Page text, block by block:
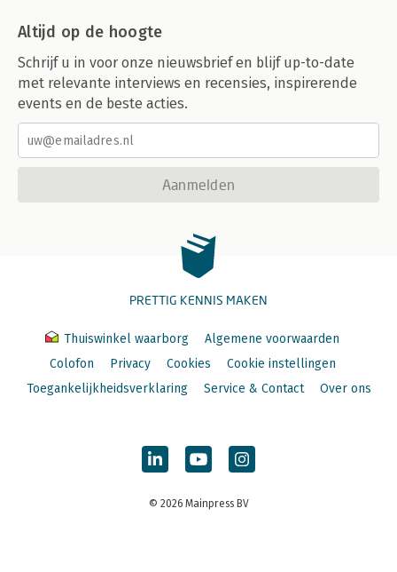
Altijd op de hoogte
Schrijf u in voor onze nieuwsbrief en blijf up-to-date
met relevante interviews en recensies, inspirerende
events en de beste acties.
Aanmelden
PRETTIG KENNIS MAKEN
Thuiswinkel waarborg
Algemene voorwaarden
Colofon
Privacy Cookies
Cookie instellingen
Toegankelijkheidsverklaring
Service & Contact Over ons
© 2026 Mainpress BV